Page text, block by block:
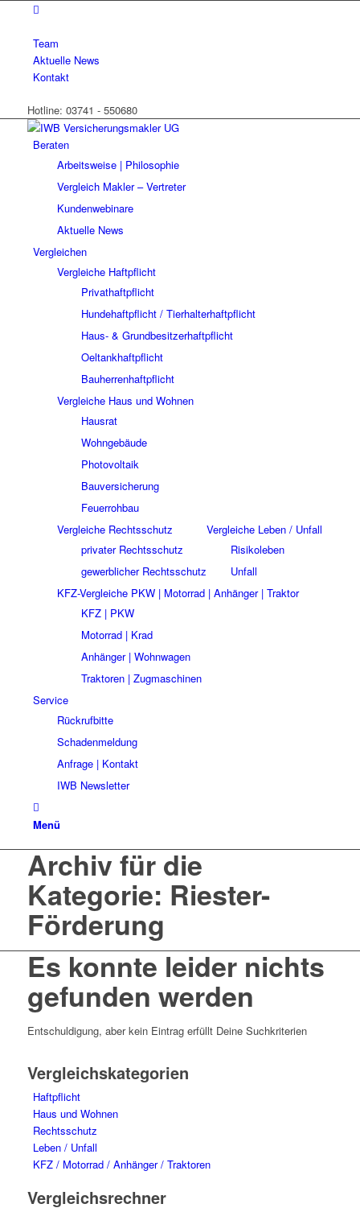
Team
Aktuelle News
Kontakt
Hotline: 03741 - 550680
Beraten
Arbeitsweise | Philosophie
Vergleich Makler – Vertreter
Kundenwebinare
Aktuelle News
Vergleichen
Vergleiche Haftpflicht
Privathaftpflicht
Hundehaftpflicht / Tierhalterhaftpflicht
Haus- & Grundbesitzerhaftpflicht
Oeltankhaftpflicht
Bauherrenhaftpflicht
Vergleiche Haus und Wohnen
Hausrat
Wohngebäude
Photovoltaik
Bauversicherung
Feuerrohbau
Vergleiche Rechtsschutz
privater Rechtsschutz
gewerblicher Rechtsschutz
Vergleiche Leben / Unfall
Risikoleben
Unfall
KFZ-Vergleiche PKW | Motorrad | Anhänger | Traktor
KFZ | PKW
Motorrad | Krad
Anhänger | Wohnwagen
Traktoren | Zugmaschinen
Service
Rückrufbitte
Schadenmeldung
Anfrage | Kontakt
IWB Newsletter
Menü
Archiv für die
Kategorie: Riester-
Förderung
Es konnte leider nichts
gefunden werden
Entschuldigung, aber kein Eintrag erfüllt Deine Suchkriterien
Vergleichskategorien
Haftpflicht
Haus und Wohnen
Rechtsschutz
Leben / Unfall
KFZ / Motorrad / Anhänger / Traktoren
Vergleichsrechner